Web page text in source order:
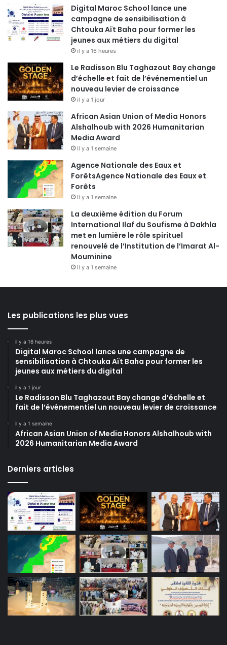
Digital Maroc School lance une
campagne de sensibilisation à
Chtouka Aït Baha pour former les
jeunes aux métiers du digital
il y a 16 heures
Le Radisson Blu Taghazout Bay change
d’échelle et fait de l’événementiel un
nouveau levier de croissance
il y a 1 jour
African Asian Union of Media Honors
Alshalhoub with 2026 Humanitarian
Media Award
il y a 1 semaine
Agence Nationale des Eaux et
ForêtsAgence Nationale des Eaux et
Forêts
il y a 1 semaine
La deuxième édition du Forum
International Ilaf du Soufisme à Dakhla
met en lumière le rôle spirituel
renouvelé de l’Institution de l’Imarat Al-
Mouminine
il y a 1 semaine
Les publications les plus vues
il y a 16 heures
Digital Maroc School lance une campagne de
sensibilisation à Chtouka Aït Baha pour former les
jeunes aux métiers du digital
il y a 1 jour
Le Radisson Blu Taghazout Bay change d’échelle et
fait de l’événementiel un nouveau levier de croissance
il y a 1 semaine
African Asian Union of Media Honors Alshalhoub with
2026 Humanitarian Media Award
Derniers articles